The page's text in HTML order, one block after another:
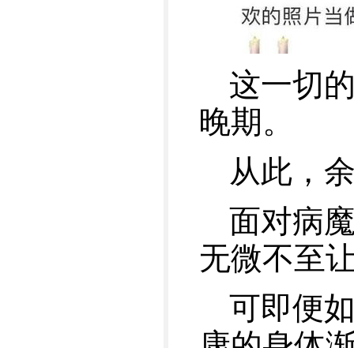
这一切
晚期。
从此，
面对病
无微不至
可即便